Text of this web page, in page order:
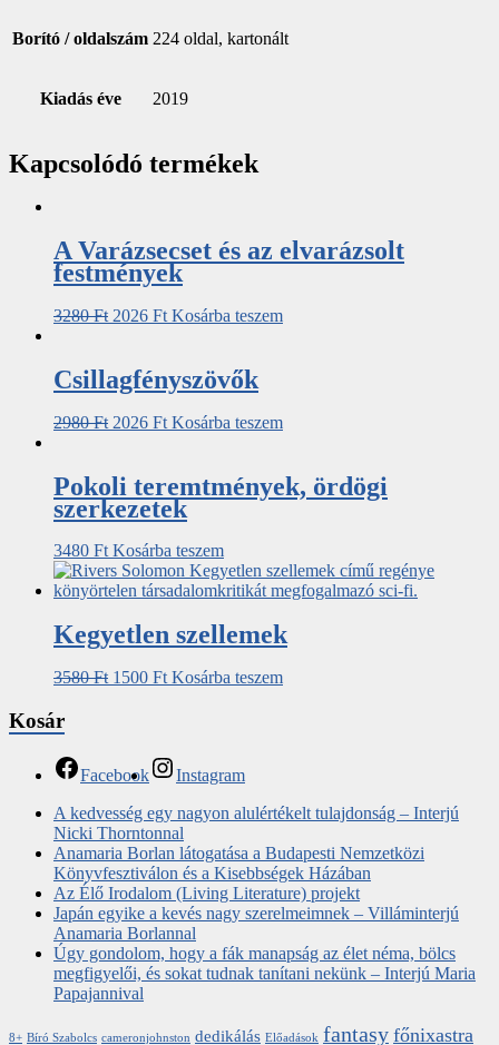
Borító / oldalszám 224 oldal, kartonált
Kiadás éve 2019
Kapcsolódó termékek
A Varázsecset és az elvarázsolt
festmények
3280Ft 2026 Ft Kosárba teszem
Csillagfényszövők
2980Ft 2026 Ft Kosárba teszem
Pokoli teremtmények, ördögi
szerkezetek
3480 Ft Kosárba teszem
Kegyetlen szellemek
3580Ft 1500 Ft Kosárba teszem
Kosár
Facebook
Instagram
A kedvesség egy nagyon alulértékelt tulajdonság – Interjú
Nicki Thorntonnal
Anamaria Borlan látogatása a Budapesti Nemzetközi
Könyvfesztiválon és a Kisebbségek Házában
Az Élő Irodalom (Living Literature) projekt
Japán egyike a kevés nagy szerelmeimnek – Villáminterjú
Anamaria Borlannal
Úgy gondolom, hogy a fák manapság az élet néma, bölcs
megfigyelői, és sokat tudnak tanítani nekünk – Interjú Maria
Papajannival
8+ Bíró Szabolcs cameronjohnston dedikálás Előadások fantasy főnixastra